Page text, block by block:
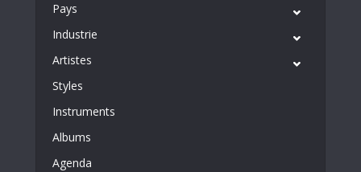
Pays
Industrie
Artistes
Styles
Instruments
Albums
Agenda